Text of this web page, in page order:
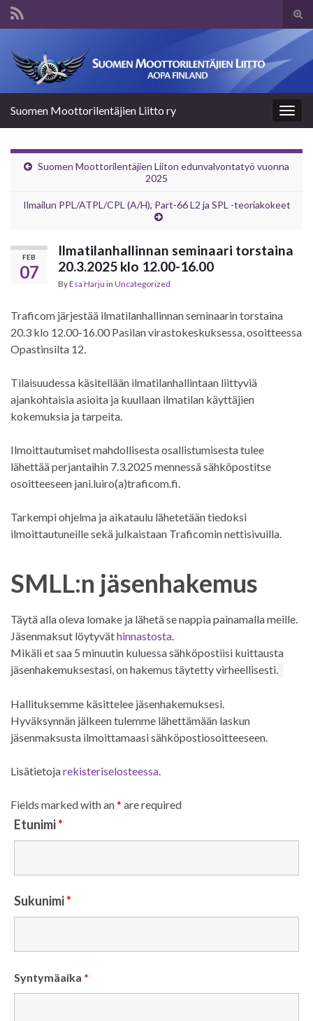
Suomen Moottorilentäjien Liitto ry
Suomen Moottorilentäjien Liiton edunvalvontatyö vuonna
2025
Ilmailun PPL/ATPL/CPL (A/H), Part-66 L2 ja SPL -teoriakokeet
FEB
07
Ilmatilanhallinnan seminaari torstaina
20.3.2025 klo 12.00-16.00
ByEsa Harju in Uncategorized
Traficom järjestää ilmatilanhallinnan seminaarin torstaina
20.3 klo 12.00-16.00 Pasilan virastokeskuksessa, osoitteessa
Opastinsilta 12.
Tilaisuudessa käsitellään ilmatilanhallintaan liittyviä
ajankohtaisia asioita ja kuullaan ilmatilan käyttäjien
kokemuksia ja tarpeita.
Ilmoittautumiset mahdollisesta osallistumisesta tulee
lähettää perjantaihin 7.3.2025 mennessä sähköpostitse
osoitteeseen jani.luiro(a)traficom.fi.
Tarkempi ohjelma ja aikataulu lähetetään tiedoksi
ilmoittautuneille sekä julkaistaan Traficomin nettisivuilla.
SMLL:n jäsenhakemus
Täytä alla oleva lomake ja lähetä se nappia painamalla meille.
Jäsenmaksut löytyväthinnastosta.
Mikäli et saa 5 minuutin kuluessa sähköpostiisi kuittausta
jäsenhakemuksestasi, on hakemus täytetty virheellisesti.
Hallituksemme käsittelee jäsenhakemuksesi.
Hyväksynnän jälkeen tulemme lähettämään laskun
jäsenmaksusta ilmoittamaasi sähköpostiosoitteeseen.
Lisätietojarekisteriselosteessa.
Fields marked with an* are required
Etunimi*
Sukunimi*
Syntymäaika *